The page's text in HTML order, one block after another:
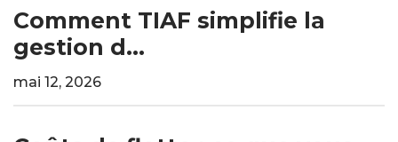
Comment TIAF simplifie la
gestion d...
mai 12, 2026